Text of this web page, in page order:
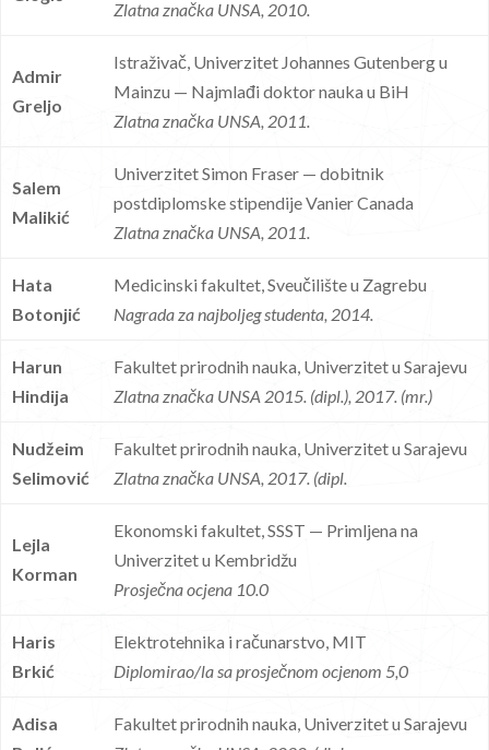
Zlatna značka UNSA, 2010.
Admir
Greljo
Istraživač, Univerzitet Johannes Gutenberg u
Mainzu — Najmlađi doktor nauka u BiH
Zlatna značka UNSA, 2011.
Salem
Malikić
Univerzitet Simon Fraser — dobitnik
postdiplomske stipendije Vanier Canada
Zlatna značka UNSA, 2011.
Hata
Botonjić
Medicinski fakultet, Sveučilište u Zagrebu
Nagrada za najboljeg studenta, 2014.
Harun
Hindija
Fakultet prirodnih nauka, Univerzitet u Sarajevu
Zlatna značka UNSA 2015. (dipl.), 2017. (mr.)
Nudžeim
Selimović
Fakultet prirodnih nauka, Univerzitet u Sarajevu
Zlatna značka UNSA, 2017. (dipl.
Lejla
Korman
Ekonomski fakultet, SSST — Primljena na
Univerzitet u Kembridžu
Prosječna ocjena 10.0
Haris
Brkić
Elektrotehnika i računarstvo, MIT
Diplomirao/la sa prosječnom ocjenom 5,0
Adisa
Fakultet prirodnih nauka, Univerzitet u Sarajevu